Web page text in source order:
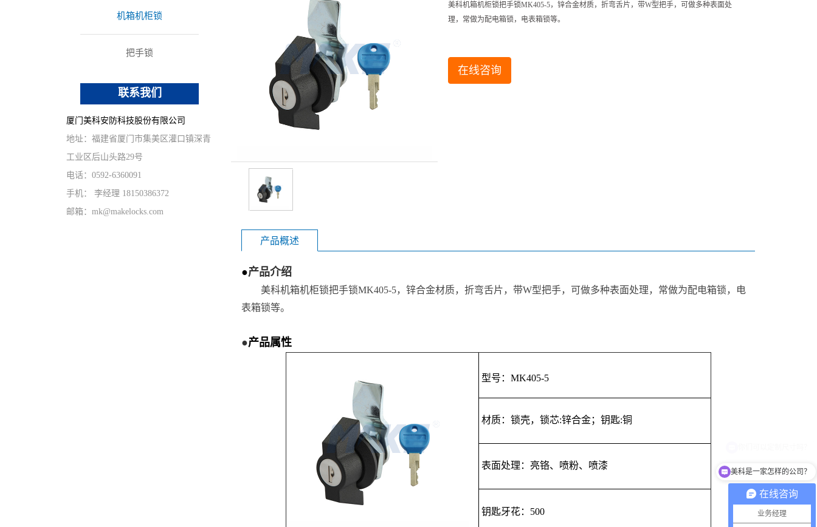
机箱机柜锁
把手锁
联系我们
厦门美科安防科技股份有限公司
地址：福建省厦门市集美区灌口镇深青
工业区后山头路29号
电话：0592-6360091
手机： 李经理 18150386372
邮箱：mk@makelocks.com
美科机箱机柜锁把手锁MK405-5，锌合金材质，折弯舌片，带W型把手，可做多种表面处
理，常做为配电箱锁，电表箱锁等。
在线咨询
产品概述
●产品介绍
美科机箱机柜锁把手锁MK405-5，锌合金材质，折弯舌片，带W型把手，可做多种表面处理，常做为配电箱锁，电
表箱锁等。
●产品属性
型号：MK405-5
材质：锁壳，锁芯:锌合金；钥匙:铜
表面处理：亮铬、喷粉、喷漆
钥匙牙花：500
在线咨询
业务经理
美科是一家怎样的公司？